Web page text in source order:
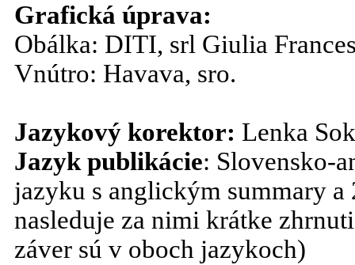
Grafická úprava:
Obálka: DITI, srl Giulia
Vnútro: Havava, sro.
Jazykový korektor: Lenka
Jazyk publikácie: Slovensko-
jazyku s anglickým summary
nasleduje za nimi krátke
záver sú v oboch jazykoch)